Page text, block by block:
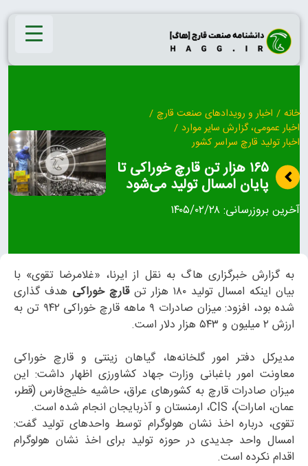
Skip
content
خانه / اخبار و رویدادهای صنعت قارچ /
اخبار عمومی، گزارش سایر موارد /
اخبار تولید قارچ سراسر کشور
۱۶۵ هزار تن قارچ خوراکی تا
پایان امسال تولید می‌شود
آخرین بروزرسانی:۱۴۰۵/۰۲/۲۸
به گزارش خبرگزاری هاگ به نقل از ایرنا، «غلامرضا تقوی» با
بیان اینکه امسال تولید ۱۸۰ هزار تن
قارچ خوراکی هدف گذاری
شده بود، افزود: میزان صادرات ۹ ماهه قارچ خوراکی ۹۴۲ تن به
ارزش ۲ میلیون و ۵۴۳ هزار دلار است.
مدیرکل دفتر امور گلخانه‌ها، گیاهان زینتی و قارچ خوراکی
معاونت امور باغبانی وزارت جهاد کشاورزی اظهار داشت: این
میزان صادرات قارچ به کشورهای عراق، حاشیه خلیج‌فارس (قطر،
عمان، امارات)، CIS، ارمنستان و آذربایجان انجام شده است.
تقوی، درباره اخذ نشان هولوگرام توسط واحدهای تولید گفت:
امسال واحد جدیدی در حوزه تولید برای اخذ نشان هولوگرام
اقدام نکرده است.